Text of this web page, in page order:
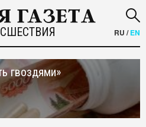
RU /EN
гвоздями»